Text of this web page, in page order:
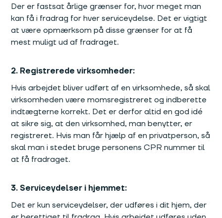
Der er fastsat årlige grænser for, hvor meget man
kan få i fradrag for hver serviceydelse. Det er vigtigt
at være opmærksom på disse grænser for at få
mest muligt ud af fradraget.
2. Registrerede virksomheder:
Hvis arbejdet bliver udført af en virksomhede, så skal
virksomheden være momsregistreret og indberette
indtægterne korrekt. Det er derfor altid en god idé
at sikre sig, at den virksomhed, man benytter, er
registreret. Hvis man får hjælp af en privatperson, så
skal man i stedet bruge personens CPR nummer til
at få fradraget.
3. Serviceydelser i hjemmet:
Det er kun serviceydelser, der udføres i dit hjem, der